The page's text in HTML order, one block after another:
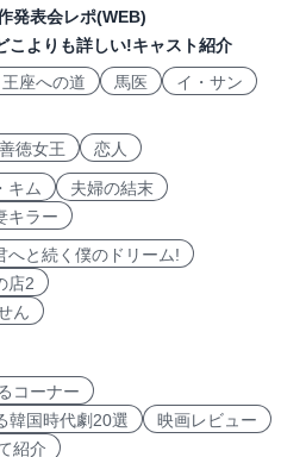
発表会レポ(WEB)
こよりも詳しい!キャスト紹介
座への道 馬医
イ・サン
善徳女王 恋人
キム
夫婦の結末
キラー
へと続く僕のドリーム!
店2
ん
コーナー
韓国時代劇20選
映画レビュー
紹介